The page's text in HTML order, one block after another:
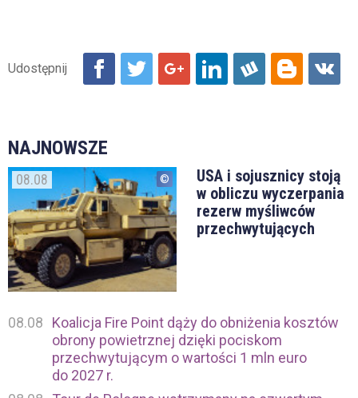
NAJNOWSZE
08.08
USA i sojusznicy stoją
w obliczu wyczerpania
rezerw myśliwców
przechwytujących
08.08
Koalicja Fire Point dąży do obniżenia kosztów
obrony powietrznej dzięki pociskom
przechwytującym o wartości 1 mln euro
do 2027 r.